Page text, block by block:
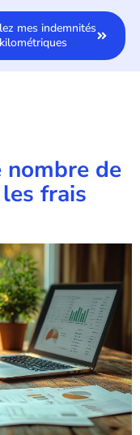
mes indemnités
kilométriques
nombre de
frais